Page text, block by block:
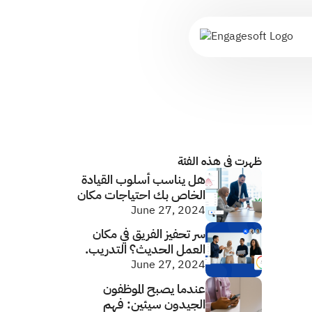
ظهرت في هذه الفئة
هل يناسب أسلوب القيادة
الخاص بك احتياجات مكان
العمل اليوم؟ (قد تفاجئك
الإجابة)
June 27, 2024
سر تحفيز الفريق في مكان
العمل الحديث؟ التدريب.
June 27, 2024
عندما يصبح الموظفون
الجيدون سيئين: فهم